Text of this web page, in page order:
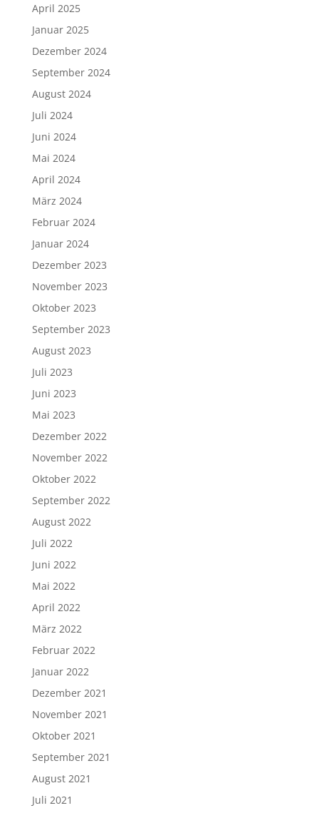
April 2025
Januar 2025
Dezember 2024
September 2024
August 2024
Juli 2024
Juni 2024
Mai 2024
April 2024
März 2024
Februar 2024
Januar 2024
Dezember 2023
November 2023
Oktober 2023
September 2023
August 2023
Juli 2023
Juni 2023
Mai 2023
Dezember 2022
November 2022
Oktober 2022
September 2022
August 2022
Juli 2022
Juni 2022
Mai 2022
April 2022
März 2022
Februar 2022
Januar 2022
Dezember 2021
November 2021
Oktober 2021
September 2021
August 2021
Juli 2021